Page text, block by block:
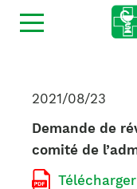
Ouvrir
la
2021/08/23
Demande de
comité de
Télécharger